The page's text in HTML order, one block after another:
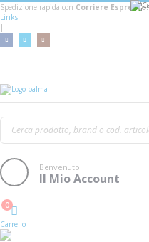
Spedizione rapida con Corriere Espresso!
Links
|
Benvenuto
Il Mio Account
Cart
0
Carrello